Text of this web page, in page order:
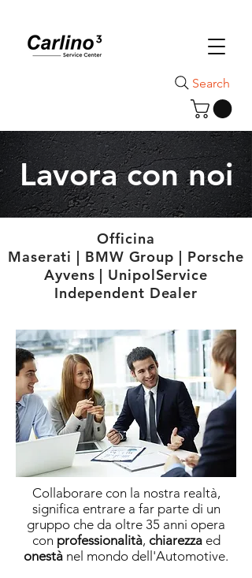
Search
Lavora con noi
Officina
Maserati | BMW Group | Porsche
Ayvens | UnipolService
Independent Dealer
Collaborare con la nostra realtà,
significa entrare a far parte di un
gruppo che da oltre 35 anni opera
con professionalità, chiarezzaed
onestà nel mondo dell'Automotive.